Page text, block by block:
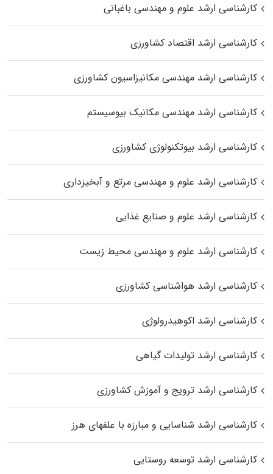
کارشناسی ارشد علوم و مهندسی باغبانی
کارشناسی ارشد اقتصاد کشاورزی
کارشناسی ارشد مهندسی مکانیزاسیون کشاورزی
کارشناسی ارشد مهندسی مکانیک بیوسیستم
کارشناسی ارشد بیوتکنولوژی کشاورزی
کارشناسی ارشد علوم و مهندسی مرتع و آبخیزداری
کارشناسی ارشد علوم و صنایع غذایی
کارشناسی ارشد علوم و مهندسی محیط زیست
کارشناسی ارشد هواشناسی کشاورزی
کارشناسی ارشد اکوهیدرولوژی
کارشناسی ارشد تولیدات گیاهی
کارشناسی ارشد ترویج و آموزش کشاورزی
کارشناسی ارشد شناسایی و مبارزه با علفهای هرز
کارشناسی ارشد توسعه روستایی